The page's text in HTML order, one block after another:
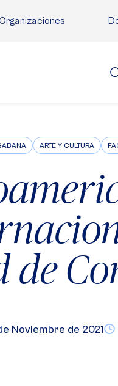
ARTE Y CULTURA
de
Noviembre de 2021